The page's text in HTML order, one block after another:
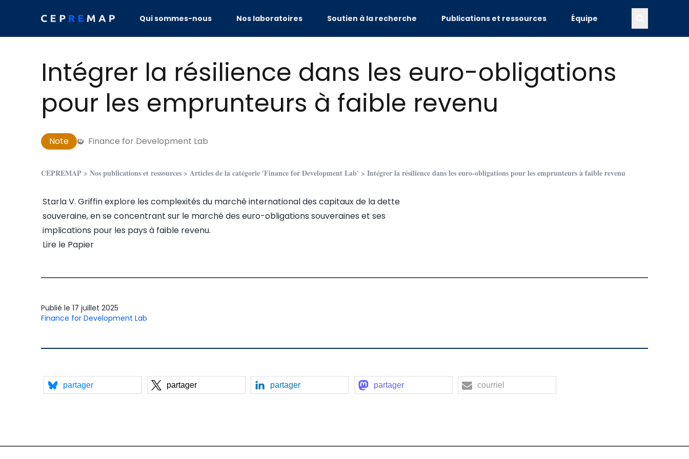
Qui sommes-nous Nos laboratoires Soutien à la recherche Publications et ressources Équipe
Intégrer la résilience dans les euro-obligations
pour les emprunteurs à faible revenu
Note Finance for Development Lab
CEPREMAP > Nos publications et ressources > Articles de la catégorie 'Finance for Development Lab' > Intégrer la résilience dans les euro-obligations pour les emprunteurs à faible revenu
Starla V. Griffin explore les complexités du marché international des capitaux de la dette
souveraine, en se concentrant sur le marché des euro-obligations souveraines et ses
implications pour les pays à faible revenu.
Lire le Papier
Publié le 17 juillet 2025
Finance for Development Lab
partager partager partager partager courriel